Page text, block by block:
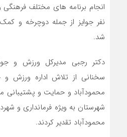
نفر جوایز از جمله دوچرخه و
شد.
دکتر رجبی مدیرکل ورزش و
سخنانی از تلاش اداره ورزش
محمودآباد و حمایت و پشتیبانی
شهرستان به ویژه فرمانداری و
محمودآباد تقدیر کردند.